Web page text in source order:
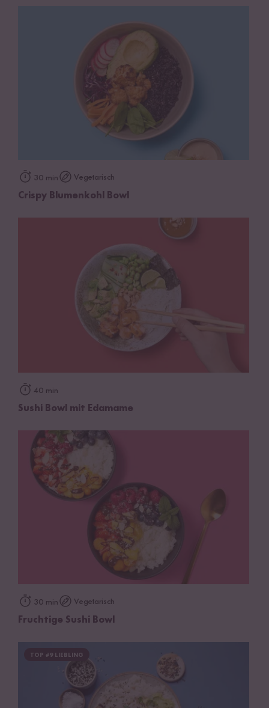
30 min Vegetarisch
Crispy Blumenkohl Bowl
40 min
Sushi Bowl mit Edamame
30 min Vegetarisch
Fruchtige Sushi Bowl
TOP #9 LIEBLING